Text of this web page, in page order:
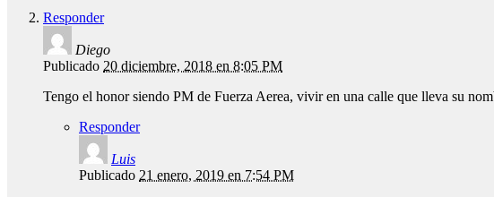
Responder
Diego
Publicado 20 diciembre, 2018 en 8:05 PM
Tengo el honor siendo PM de Fuerza Aerea, vivir en una calle que lleva su
Responder
Luis
Publicado 21 enero, 2019 en 7:54 PM